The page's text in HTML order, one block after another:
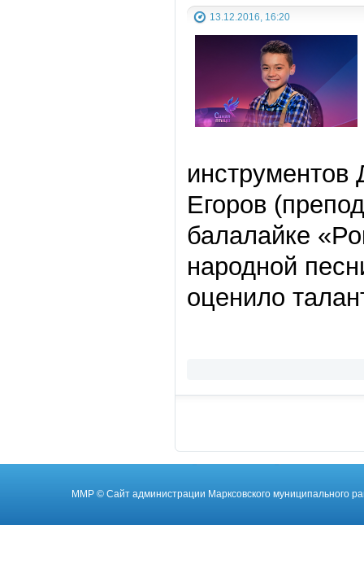
13.12.2016, 16:20
Егоров
балалайке
народной
оценило
ММР © Cайт администрации Марксовского муниципального